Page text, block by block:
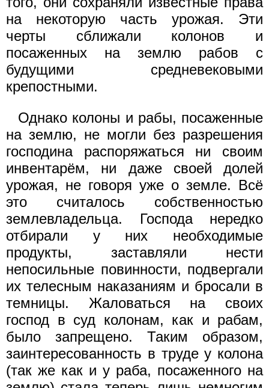
на некоторую часть урожая. Эти
черты сближали колонов и
посаженных на землю рабов с
будущими средневековыми
крепостными.
Однако колоны и рабы, посаженные
на землю, не могли без разрешения
господина распоряжаться ни своим
инвентарём, ни даже своей долей
урожая, не говоря уже о земле. Всё
это считалось собственностью
землевладельца. Господа нередко
отбирали у них необходимые
продукты, заставляли нести
непосильные повинности, подвергали
их телесным наказаниям и бросали в
темницы. Жаловаться на своих
господ в суд колонам, как и рабам,
было запрещено. Таким образом,
заинтересованность в труде у колона
(так же как и у раба, посаженного на